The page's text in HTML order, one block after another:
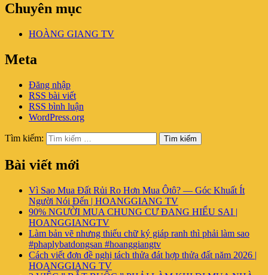
Chuyên mục
HOÀNG GIANG TV
Meta
Đăng nhập
RSS bài viết
RSS bình luận
WordPress.org
Tìm kiếm: Tìm kiếm
Bài viết mới
Vì Sao Mua Đất Rủi Ro Hơn Mua Ôtô? — Góc Khuất Ít
Người Nói Đến | HOANGGIANG TV
90% NGƯỜI MUA CHUNG CƯ ĐANG HIỂU SAI |
HOANGGIANGTV
Làm bản vẽ nhưng thiếu chữ ký giáp ranh thì phải làm sao
#phaplybatdongsan #hoanggiangtv
Cách viết đơn đề nghị tách thửa đát hợp thửa đất năm 2026 |
HOANGGIANG TV